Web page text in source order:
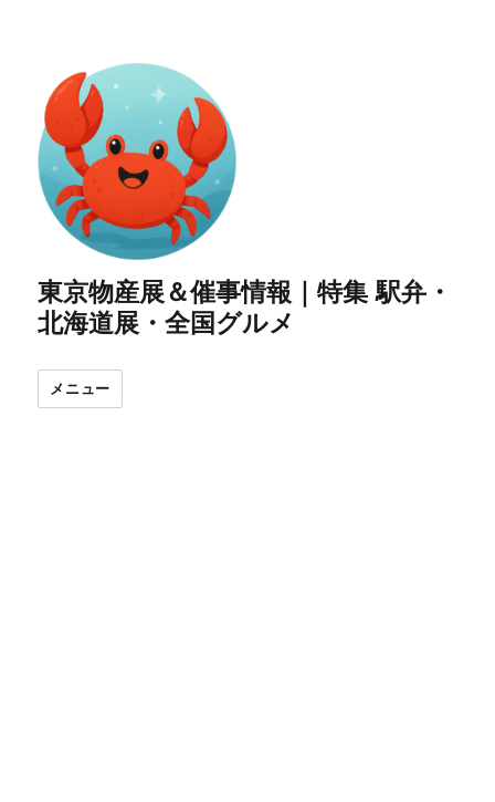
東京物産展＆催事情報｜特集 駅弁・
北海道展・全国グルメ
メニュー